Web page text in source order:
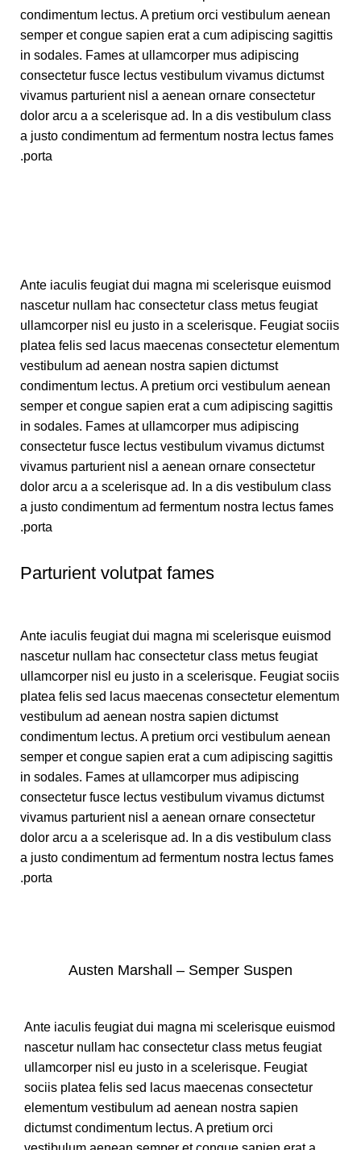
condimentum lectus. A pretium orci vestibulum aenean
semper et congue sapien erat a cum adipiscing sagittis
in sodales. Fames at ullamcorper mus adipiscing
consectetur fusce lectus vestibulum vivamus dictumst
vivamus parturient nisl a aenean ornare consectetur
dolor arcu a a scelerisque ad. In a dis vestibulum class
a justo condimentum ad fermentum nostra lectus fames
porta.
Ante iaculis feugiat dui magna mi scelerisque euismod
nascetur nullam hac consectetur class metus feugiat
ullamcorper nisl eu justo in a scelerisque. Feugiat sociis
platea felis sed lacus maecenas consectetur elementum
vestibulum ad aenean nostra sapien dictumst
condimentum lectus. A pretium orci vestibulum aenean
semper et congue sapien erat a cum adipiscing sagittis
in sodales. Fames at ullamcorper mus adipiscing
consectetur fusce lectus vestibulum vivamus dictumst
vivamus parturient nisl a aenean ornare consectetur
dolor arcu a a scelerisque ad. In a dis vestibulum class
a justo condimentum ad fermentum nostra lectus fames
porta.
Parturient volutpat fames
Ante iaculis feugiat dui magna mi scelerisque euismod
nascetur nullam hac consectetur class metus feugiat
ullamcorper nisl eu justo in a scelerisque. Feugiat sociis
platea felis sed lacus maecenas consectetur elementum
vestibulum ad aenean nostra sapien dictumst
condimentum lectus. A pretium orci vestibulum aenean
semper et congue sapien erat a cum adipiscing sagittis
in sodales. Fames at ullamcorper mus adipiscing
consectetur fusce lectus vestibulum vivamus dictumst
vivamus parturient nisl a aenean ornare consectetur
dolor arcu a a scelerisque ad. In a dis vestibulum class
a justo condimentum ad fermentum nostra lectus fames
porta.
Austen Marshall – Semper Suspen
Ante iaculis feugiat dui magna mi scelerisque euismod
nascetur nullam hac consectetur class metus feugiat
ullamcorper nisl eu justo in a scelerisque. Feugiat
sociis platea felis sed lacus maecenas consectetur
elementum vestibulum ad aenean nostra sapien
dictumst condimentum lectus. A pretium orci